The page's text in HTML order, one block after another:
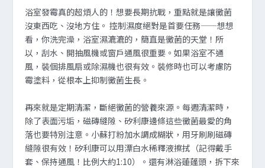
浴室發霉真的超煩人的！想要長期抗戰，重點就是讓黴菌
沒東西吃、沒地方住。 控制濕度絕對是首要任務——想想
看，你洗完澡，浴室濕漉漉的，簡直是黴菌的天堂！所
以，刮水、開抽風機或窗戶通風很重要。如果浴室不通
風，裝個排風扇或除濕機也很有效。裝修時也可以考慮防
霉塗料，從根本上抑制黴菌生長。
再來就是定期清潔，斷絕黴菌的營養來源。每週清潔時，
除了表面污垢，磁磚縫隙、矽利康邊條這些黴菌最愛的角
落也要特別注意。小蘇打粉加水調成糊狀，用牙刷刷磁磚
縫隙很有效！矽利康可以用漂白水稀釋液擦拭（記得戴手
套、保持通風！比例大約1:10）。還有淋浴蓮蓬頭，拆下來